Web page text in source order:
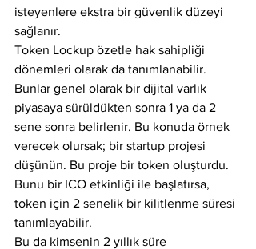
isteyenlere ekstra bir güvenlik düzeyi
sağlanır.
Token Lockup özetle hak sahipliği
dönemleri olarak da tanımlanabilir.
Bunlar genel olarak bir dijital varlık
piyasaya sürüldükten sonra 1 ya da 2
sene sonra belirlenir. Bu konuda örnek
verecek olursak; bir startup projesi
düşünün. Bu proje bir token oluşturdu.
Bunu bir ICO etkinliği ile başlatırsa,
token için 2 senelik bir kilitlenme süresi
tanımlayabilir.
Bu da kimsenin 2 yıllık süre